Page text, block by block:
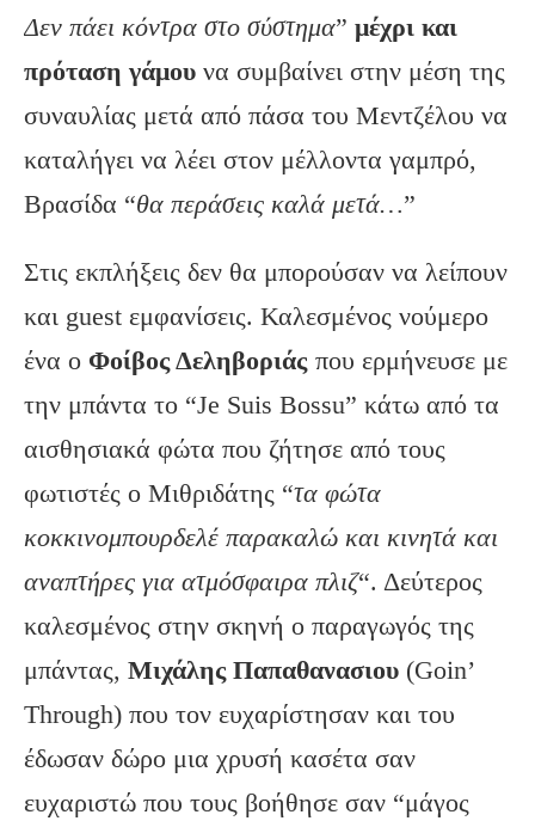
Δεν πάει κόντρα στο σύστημα” μέχρι και
πρόταση γάμου να συμβαίνει στην μέση της
συναυλίας μετά από πάσα του Μεντζέλου να
καταλήγει να λέει στον μέλλοντα γαμπρό,
Βρασίδα “θα περάσεις καλά μετά…”
Στις εκπλήξεις δεν θα μπορούσαν να λείπουν
και guest εμφανίσεις. Καλεσμένος νούμερο
ένα ο Φοίβος Δεληβοριάς που ερμήνευσε με
την μπάντα το “Je Suis Bossu” κάτω από τα
αισθησιακά φώτα που ζήτησε από τους
φωτιστές ο Μιθριδάτης “τα φώτα
κοκκινομπουρδελέ παρακαλώ και κινητά και
αναπτήρες για ατμόσφαιρα πλιζ“. Δεύτερος
καλεσμένος στην σκηνή ο παραγωγός της
μπάντας, Μιχάλης Παπαθανασιου (Goin’
Through) που τον ευχαρίστησαν και του
έδωσαν δώρο μια χρυσή κασέτα σαν
ευχαριστώ που τους βοήθησε σαν “μάγος